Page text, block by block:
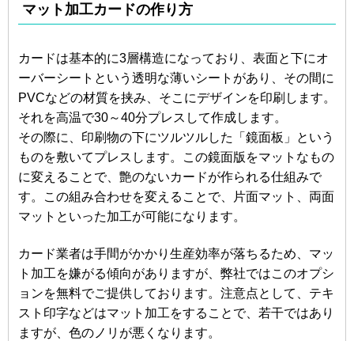
マット加工カードの作り方
カードは基本的に3層構造になっており、表面と下にオ
ーバーシートという透明な薄いシートがあり、その間に
PVCなどの材質を挟み、そこにデザインを印刷します。
それを高温で30～40分プレスして作成します。
その際に、印刷物の下にツルツルした「鏡面板」という
ものを敷いてプレスします。この鏡面版をマットなもの
に変えることで、艶のないカードが作られる仕組みで
す。この組み合わせを変えることで、片面マット、両面
マットといった加工が可能になります。
カード業者は手間がかかり生産効率が落ちるため、マッ
ト加工を嫌がる傾向がありますが、弊社ではこのオプシ
ョンを無料でご提供しております。注意点として、テキ
スト印字などはマット加工をすることで、若干ではあり
ますが、色のノリが悪くなります。